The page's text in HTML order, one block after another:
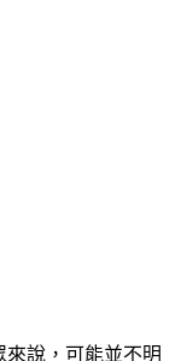
說，可能並不明